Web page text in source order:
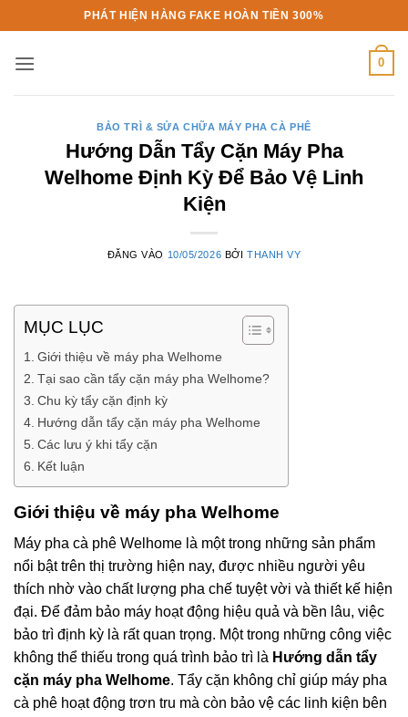
qua
nội
PHÁT HIỆN HÀNG FAKE HOÀN TIỀN 300%
0
BẢO TRÌ & SỬA CHỮA MÁY PHA CÀ PHÊ
Hướng Dẫn Tẩy Cặn Máy Pha
Welhome Định Kỳ Để Bảo Vệ Linh
Kiện
ĐĂNG VÀO 10/05/2026 BỞI THANH VY
MỤC LỤC
Giới thiệu về máy pha Welhome
Tại sao cần tẩy cặn máy pha Welhome?
Chu kỳ tẩy cặn định kỳ
Hướng dẫn tẩy cặn máy pha Welhome
Các lưu ý khi tẩy cặn
Kết luận
Giới thiệu về máy pha Welhome
Máy pha cà phê Welhome là một trong những sản phẩm
nổi bật trên thị trường hiện nay, được nhiều người yêu
thích nhờ vào chất lượng pha chế tuyệt vời và thiết kế hiện
đại. Để đảm bảo máy hoạt động hiệu quả và bền lâu, việc
bảo trì định kỳ là rất quan trọng. Một trong những công việc
không thể thiếu trong quá trình bảo trì là Hướng dẫn tẩy
cặn máy pha Welhome. Tẩy cặn không chỉ giúp máy pha
cà phê hoạt động trơn tru mà còn bảo vệ các linh kiện bên